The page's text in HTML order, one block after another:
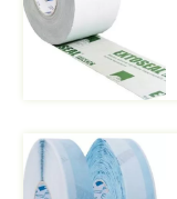
Afbeelding